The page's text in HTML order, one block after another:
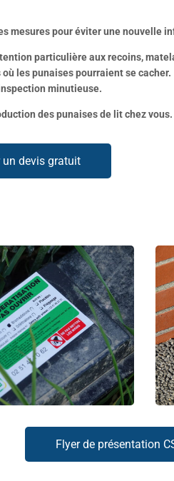
mesures pour éviter une nouvelle
particulière aux recoins,
les punaises pourraient se
minutieuse.
des punaises de lit chez vous.
un devis gratuit
Flyer de présentation